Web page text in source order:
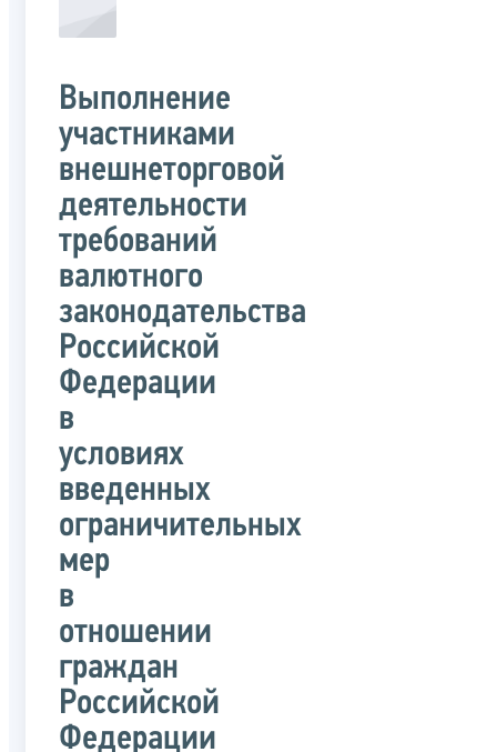
Выполнение
участниками
внешнеторговой
деятельности
требований
валютного
законодательства
Российской
Федерации
в
условиях
введенных
ограничительных
мер
в
отношении
граждан
Российской
Федерации